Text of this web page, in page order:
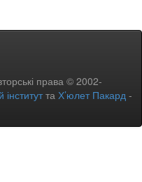
права © 2002-
та Х’юлет Пакард -